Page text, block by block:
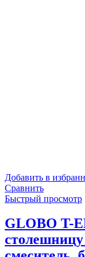
Добавить в
Сравнить
Быстрый просмотр
GLOBO T-
столешницу